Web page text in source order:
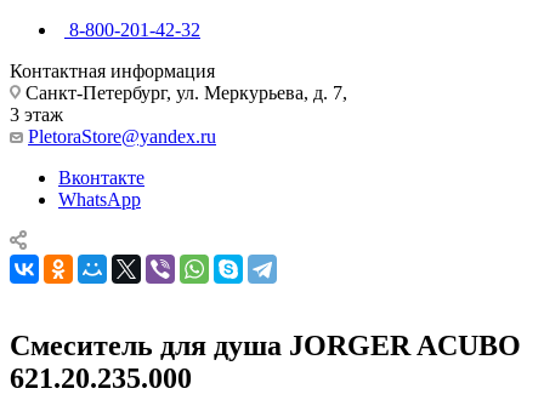
8-800-201-42-32
Контактная информация
Санкт-Петербург, ул. Меркурьева, д. 7,
3 этаж
PletoraStore@yandex.ru
Вконтакте
WhatsApp
Смеситель для душа JORGER ACUBO
621.20.235.000